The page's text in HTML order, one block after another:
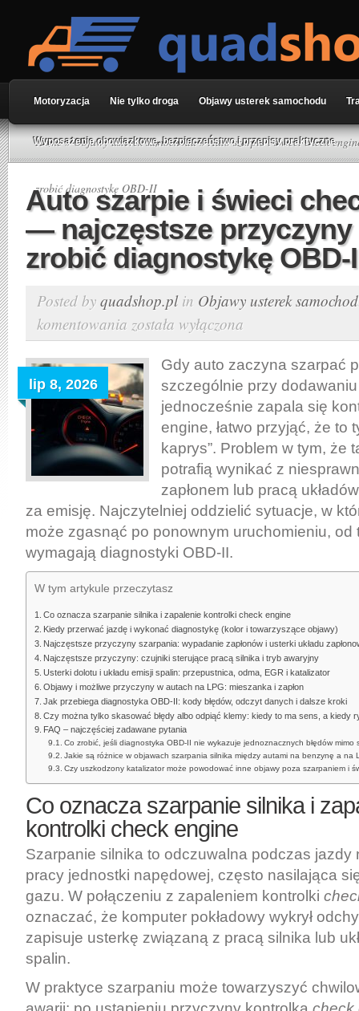
Motoryzacja Nie tylko droga Objawy usterek samochodu
Wyposażenie obowiązkowe, bezpieczeństwo i przepisy praktyczne
Home»Objawy usterek samochodu» Auto szarpie i świeci check
zrobić diagnostykę OBD-II
Auto szarpie i świeci
— najczęstsze przyczyny
zrobić diagnostykę OBD-
Posted by quadshop.plin Objawy usterek
komentowania Auto
szarpie
i
świeci
check
engine
najczęstsze
przyczyny
kiedy
zrobić
diagnostykę
OBD-
II
została wyłączona
lip 8, 2026
Gdy auto zaczyna szarpać
szczególnie przy
jednocześnie zapala się
engine, łatwo przyjąć, że to
kaprys”. Problem w tym, że
potrafią wynikać z
zapłonem lub pracą
za emisję. Najczytelniej oddzielić sytuacje, w
może zgasnąć po ponownym uruchomieniu, od
wymagają diagnostyki OBD-II.
W tym artykule przeczytasz
Co oznacza szarpanie silnika i zapalenie kontrolki check engine
Kiedy przerwać jazdę i wykonać diagnostykę (kolor i towarzyszące objawy)
Najczęstsze przyczyny szarpania: wypadanie zapłonów i usterki układu
Najczęstsze przyczyny: czujniki sterujące pracą silnika i tryb awaryjny
Usterki dolotu i układu emisji spalin: przepustnica, odma, EGR i katalizator
Objawy i możliwe przyczyny w autach na LPG: mieszanka i zapłon
Jak przebiega diagnostyka OBD-II: kody błędów, odczyt danych i dalsze kroki
Czy można tylko skasować błędy albo odpiąć klemy: kiedy to ma sens, a kiedy
FAQ – najczęściej zadawane pytania
Co zrobić, jeśli diagnostyka OBD-II nie wykazuje jednoznacznych błędów
Jakie są różnice w objawach szarpania silnika między autami na benzynę a na
Czy uszkodzony katalizator może powodować inne objawy poza szarpaniem i
Co oznacza szarpanie silnika i
kontrolki check engine
Szarpanie silnika to odczuwalna podczas jazdy
pracy jednostki napędowej, często nasilająca
gazu. W połączeniu z zapaleniem kontrolki
oznaczać, że komputer pokładowy wykrył
zapisuje usterkę związaną z pracą silnika lub
spalin.
W praktyce szarpaniu może towarzyszyć